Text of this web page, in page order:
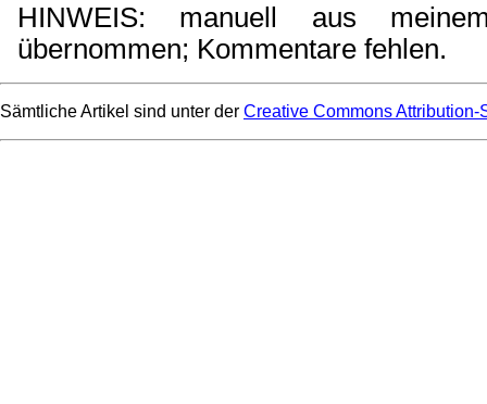
HINWEIS: manuell aus
übernommen; Kommentare fehlen.
Sämtliche Artikel sind unter der Creative Commons